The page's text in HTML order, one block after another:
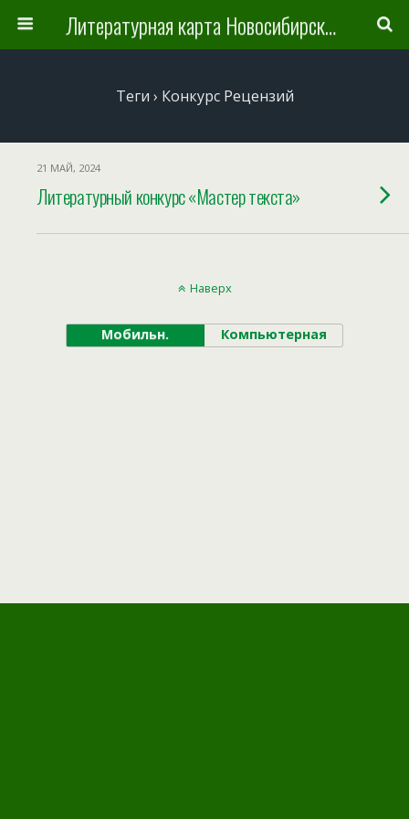
Литературная карта Новосибирска и Новосибирской области
Теги › Конкурс Рецензий
21 МАЙ, 2024
Литературный конкурс «Мастер текста»
Наверх
Мобильн. Компьютерная